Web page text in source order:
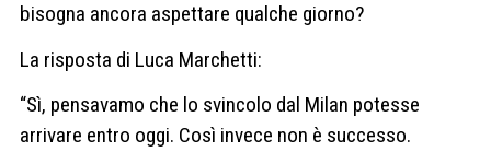
bisogna ancora aspettare qualche giorno?
La risposta di Luca Marchetti:
“Sì, pensavamo che lo svincolo dal Milan potesse
arrivare entro oggi. Così invece non è successo.